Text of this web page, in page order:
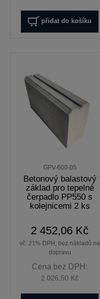
přidat do košíku
GPV-600-05
Betonový balastový
základ pro tepelné
čerpadlo PP550 s
kolejnicemi 2 ks
2 452,06 Kč
vč. 21% DPH, bez nákladů na
dopravu
Cena bez DPH:
2 026,50 Kč